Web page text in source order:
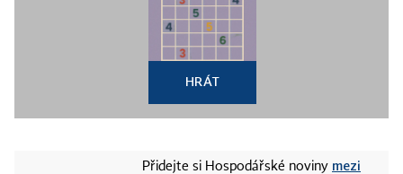
HRÁT
Přidejte si Hospodářské noviny mezi